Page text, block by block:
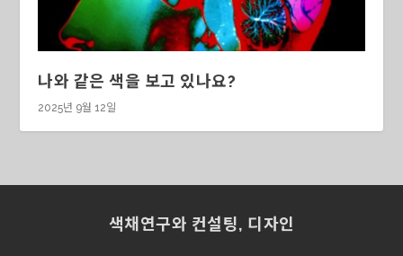
나와 같은 색을 보고 있나요?
2025년 9월 12일
색채연구와 컨설팅, 디자인